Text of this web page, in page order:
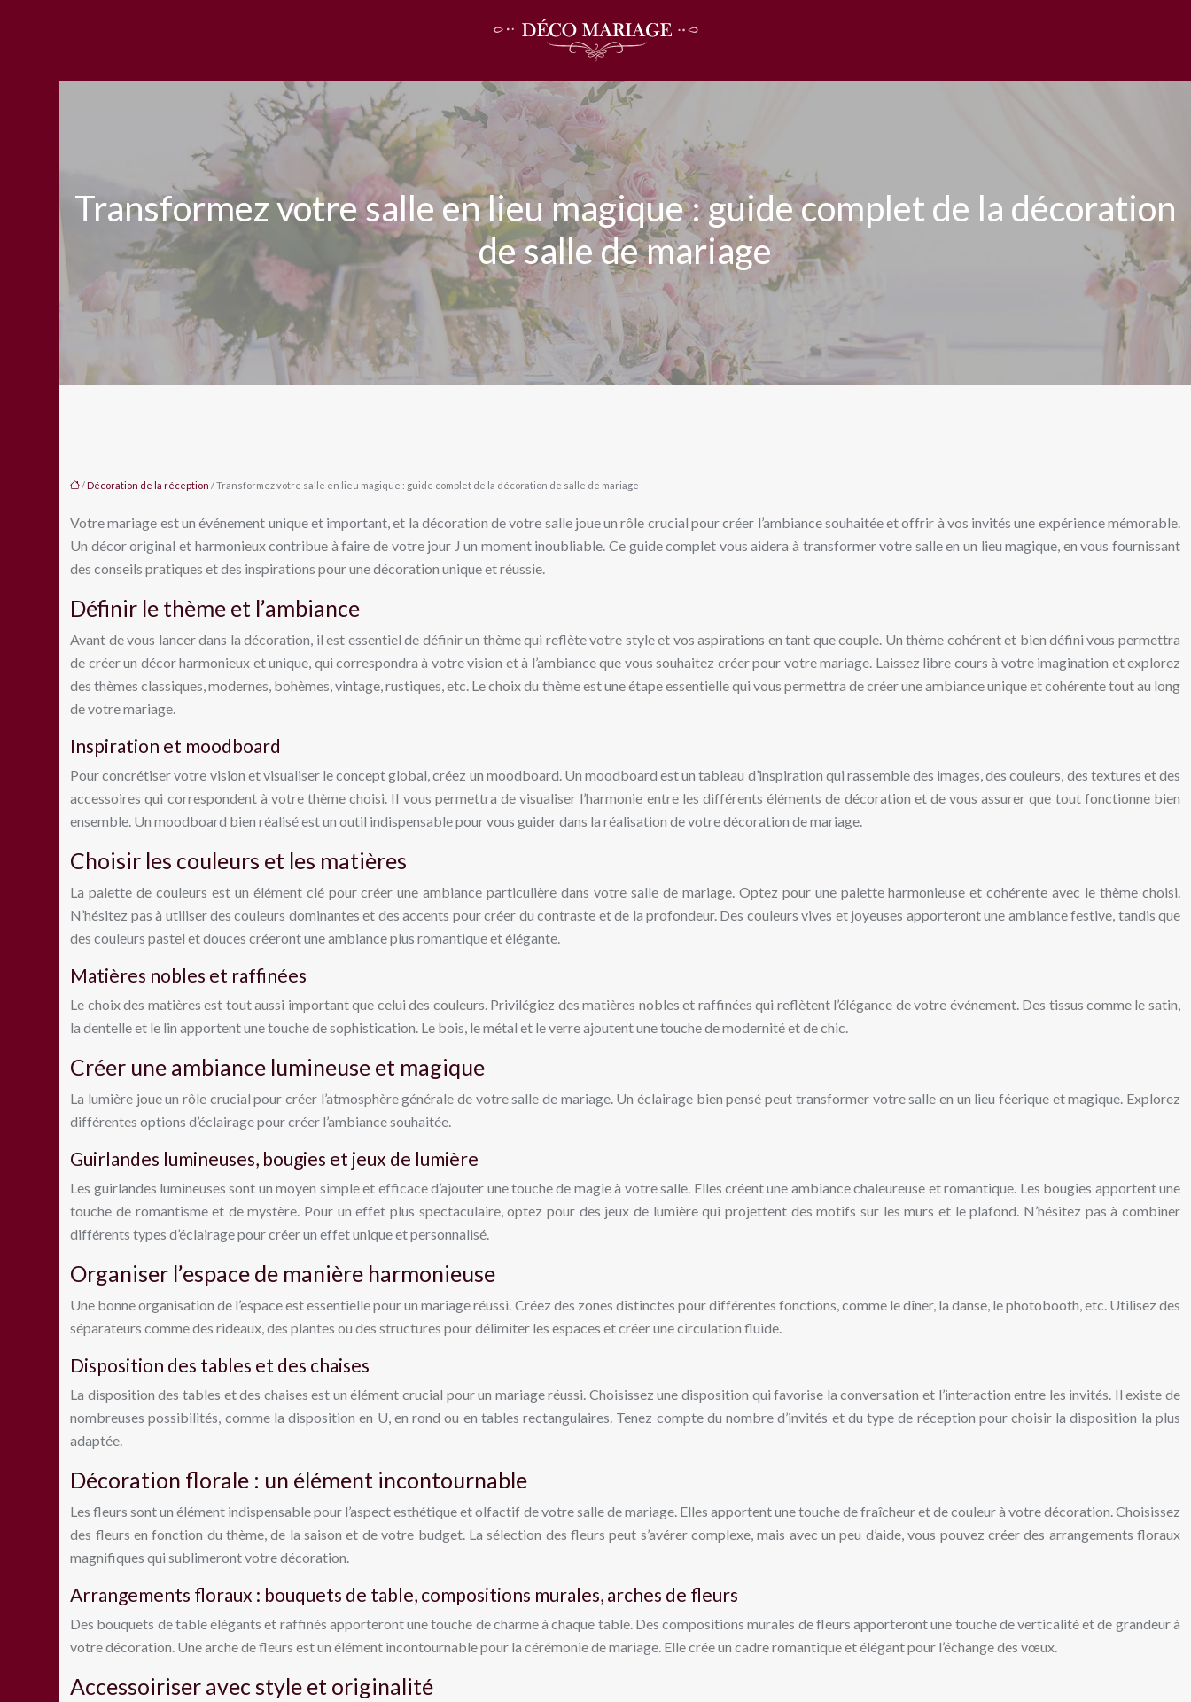
Transformez votre salle en lieu magique : guide complet de la décoration
de salle de mariage
/Décoration de la réception / Transformez votre salle en lieu magique : guide complet de la décoration de salle de mariage
Votre mariage est un événement unique et important, et la décoration de votre salle joue un rôle crucial pour créer l’ambiance souhaitée et offrir à vos invités une expérience mémorable.
Un décor original et harmonieux contribue à faire de votre jour J un moment inoubliable. Ce guide complet vous aidera à transformer votre salle en un lieu magique, en vous fournissant
des conseils pratiques et des inspirations pour une décoration unique et réussie.
Définir le thème et l’ambiance
Avant de vous lancer dans la décoration, il est essentiel de définir un thème qui reflète votre style et vos aspirations en tant que couple. Un thème cohérent et bien défini vous permettra
de créer un décor harmonieux et unique, qui correspondra à votre vision et à l’ambiance que vous souhaitez créer pour votre mariage. Laissez libre cours à votre imagination et explorez
des thèmes classiques, modernes, bohèmes, vintage, rustiques, etc. Le choix du thème est une étape essentielle qui vous permettra de créer une ambiance unique et cohérente tout au long
de votre mariage.
Inspiration et moodboard
Pour concrétiser votre vision et visualiser le concept global, créez un moodboard. Un moodboard est un tableau d’inspiration qui rassemble des images, des couleurs, des textures et des
accessoires qui correspondent à votre thème choisi. Il vous permettra de visualiser l’harmonie entre les différents éléments de décoration et de vous assurer que tout fonctionne bien
ensemble. Un moodboard bien réalisé est un outil indispensable pour vous guider dans la réalisation de votre décoration de mariage.
Choisir les couleurs et les matières
La palette de couleurs est un élément clé pour créer une ambiance particulière dans votre salle de mariage. Optez pour une palette harmonieuse et cohérente avec le thème choisi.
N’hésitez pas à utiliser des couleurs dominantes et des accents pour créer du contraste et de la profondeur. Des couleurs vives et joyeuses apporteront une ambiance festive, tandis que
des couleurs pastel et douces créeront une ambiance plus romantique et élégante.
Matières nobles et raffinées
Le choix des matières est tout aussi important que celui des couleurs. Privilégiez des matières nobles et raffinées qui reflètent l’élégance de votre événement. Des tissus comme le satin,
la dentelle et le lin apportent une touche de sophistication. Le bois, le métal et le verre ajoutent une touche de modernité et de chic.
Créer une ambiance lumineuse et magique
La lumière joue un rôle crucial pour créer l’atmosphère générale de votre salle de mariage. Un éclairage bien pensé peut transformer votre salle en un lieu féerique et magique. Explorez
différentes options d’éclairage pour créer l’ambiance souhaitée.
Guirlandes lumineuses, bougies et jeux de lumière
Les guirlandes lumineuses sont un moyen simple et efficace d’ajouter une touche de magie à votre salle. Elles créent une ambiance chaleureuse et romantique. Les bougies apportent une
touche de romantisme et de mystère. Pour un effet plus spectaculaire, optez pour des jeux de lumière qui projettent des motifs sur les murs et le plafond. N’hésitez pas à combiner
différents types d’éclairage pour créer un effet unique et personnalisé.
Organiser l’espace de manière harmonieuse
Une bonne organisation de l’espace est essentielle pour un mariage réussi. Créez des zones distinctes pour différentes fonctions, comme le dîner, la danse, le photobooth, etc. Utilisez des
séparateurs comme des rideaux, des plantes ou des structures pour délimiter les espaces et créer une circulation fluide.
Disposition des tables et des chaises
La disposition des tables et des chaises est un élément crucial pour un mariage réussi. Choisissez une disposition qui favorise la conversation et l’interaction entre les invités. Il existe de
nombreuses possibilités, comme la disposition en U, en rond ou en tables rectangulaires. Tenez compte du nombre d’invités et du type de réception pour choisir la disposition la plus
adaptée.
Décoration florale : un élément incontournable
Les fleurs sont un élément indispensable pour l’aspect esthétique et olfactif de votre salle de mariage. Elles apportent une touche de fraîcheur et de couleur à votre décoration. Choisissez
des fleurs en fonction du thème, de la saison et de votre budget. La sélection des fleurs peut s’avérer complexe, mais avec un peu d’aide, vous pouvez créer des arrangements floraux
magnifiques qui sublimeront votre décoration.
Arrangements floraux : bouquets de table, compositions murales, arches de fleurs
Des bouquets de table élégants et raffinés apporteront une touche de charme à chaque table. Des compositions murales de fleurs apporteront une touche de verticalité et de grandeur à
votre décoration. Une arche de fleurs est un élément incontournable pour la cérémonie de mariage. Elle crée un cadre romantique et élégant pour l’échange des vœux.
Accessoiriser avec style et originalité